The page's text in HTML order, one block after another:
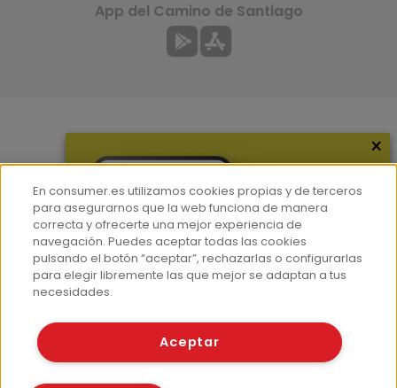
Hemeroteca
Contacto
Prensa
Corpus Lingüístico Consumer
App del Camino de Santiago
© Fundación EROSKI
Políticas de cookies
×
En consumer.es utilizamos cookies propias y de terceros
para asegurarnos que la web funciona de manera
correcta y ofrecerte una mejor experiencia de
navegación. Puedes aceptar todas las cookies
pulsando el botón “aceptar”, rechazarlas o configurarlas
para elegir libremente las que mejor se adaptan a tus
necesidades.
Aceptar